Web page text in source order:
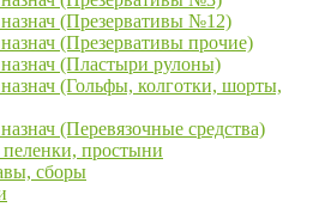
(Презервативы №12)
(Презервативы прочие)
(Пластыри рулоны)
(Гольфы, колготки, шорты,
(Перевязочные средства)
простыни
сборы